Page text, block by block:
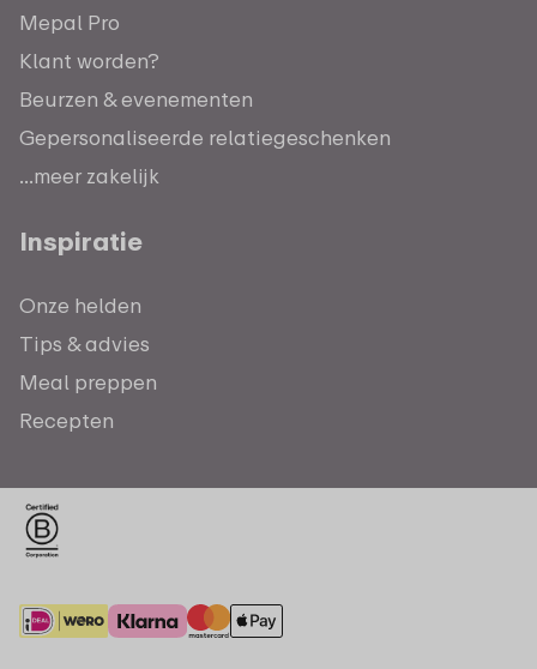
Mepal Pro
Klant worden?
Beurzen & evenementen
Gepersonaliseerde relatiegeschenken
...meer zakelijk
Inspiratie
Onze helden
Tips & advies
Meal preppen
Recepten